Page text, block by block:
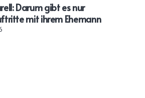
Darum gibt es nur
mit ihrem Ehemann